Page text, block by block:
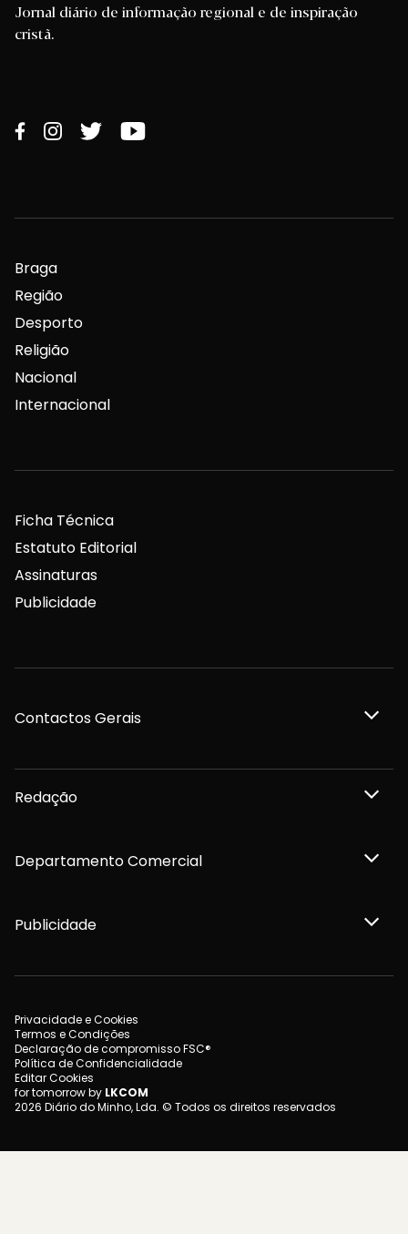
Jornal diário de informação regional e de inspiração
cristã.
Braga
Região
Desporto
Religião
Nacional
Internacional
Ficha Técnica
Estatuto Editorial
Assinaturas
Publicidade
Contactos Gerais
Redação
Departamento Comercial
Publicidade
Privacidade e Cookies
Termos e Condições
Declaração de compromisso FSC®
Política de Confidencialidade
Editar Cookies
for tomorrow by LKCOM
2026 Diário do Minho, Lda. © Todos os direitos reservados